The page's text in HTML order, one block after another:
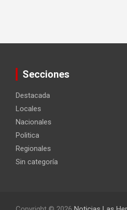
Secciones
Destacada
Locales
Nacionales
Politica
Regionales
Sin categoría